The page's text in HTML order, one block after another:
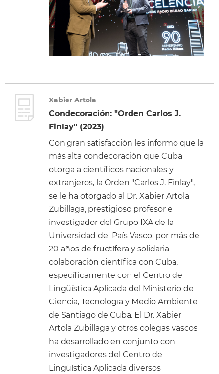
Xabier Artola
Condecoración: "Orden Carlos J.
Finlay" (2023)
Con gran satisfacción les informo que la
más alta condecoración que Cuba
otorga a científicos nacionales y
extranjeros, la Orden "Carlos J. Finlay",
se le ha otorgado al Dr. Xabier Artola
Zubillaga, prestigioso profesor e
investigador del Grupo IXA de la
Universidad del País Vasco, por más de
20 años de fructífera y solidaria
colaboración científica con Cuba,
específicamente con el Centro de
Lingüística Aplicada del Ministerio de
Ciencia, Tecnología y Medio Ambiente
de Santiago de Cuba. El Dr. Xabier
Artola Zubillaga y otros colegas vascos
ha desarrollado en conjunto con
investigadores del Centro de
Lingüística Aplicada diversos